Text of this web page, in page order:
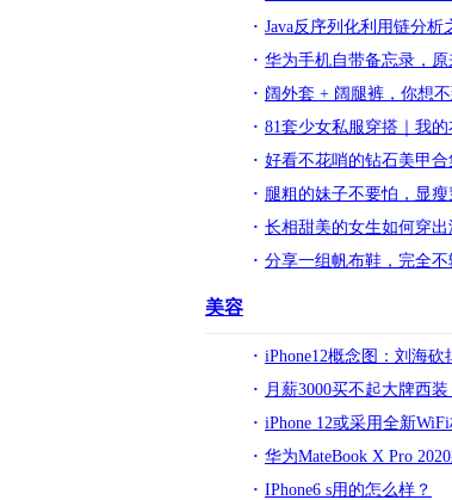
Java反序列化利用链分析
华为手机自带备忘录，
阔外套 + 阔腿裤，你想
81套少女私服穿搭｜我
好看不花哨的钻石美甲
腿粗的妹子不要怕，显
长相甜美的女生如何穿
分享一组帆布鞋，完全不
美容
iPhone12概念图：刘海
月薪3000买不起大牌西
iPhone 12或采用全新
华为MateBook X Pro
IPhone6 s用的怎么样？